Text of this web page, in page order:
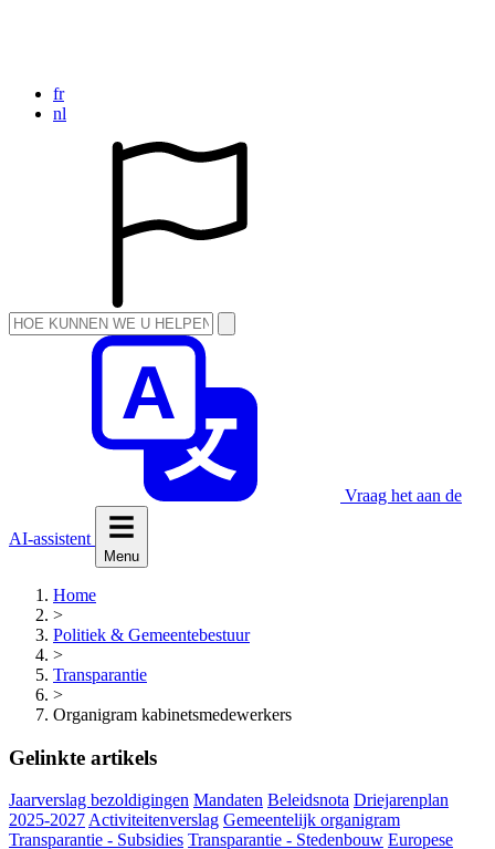
fr
nl
Vraag het aan de
AI-assistent
Menu
Home
>
Politiek & Gemeentebestuur
>
Transparantie
>
Organigram kabinetsmedewerkers
Gelinkte artikels
Jaarverslag bezoldigingen Mandaten Beleidsnota Driejarenplan
2025-2027 Activiteitenverslag Gemeentelijk organigram
Transparantie - Subsidies Transparantie - Stedenbouw Europese